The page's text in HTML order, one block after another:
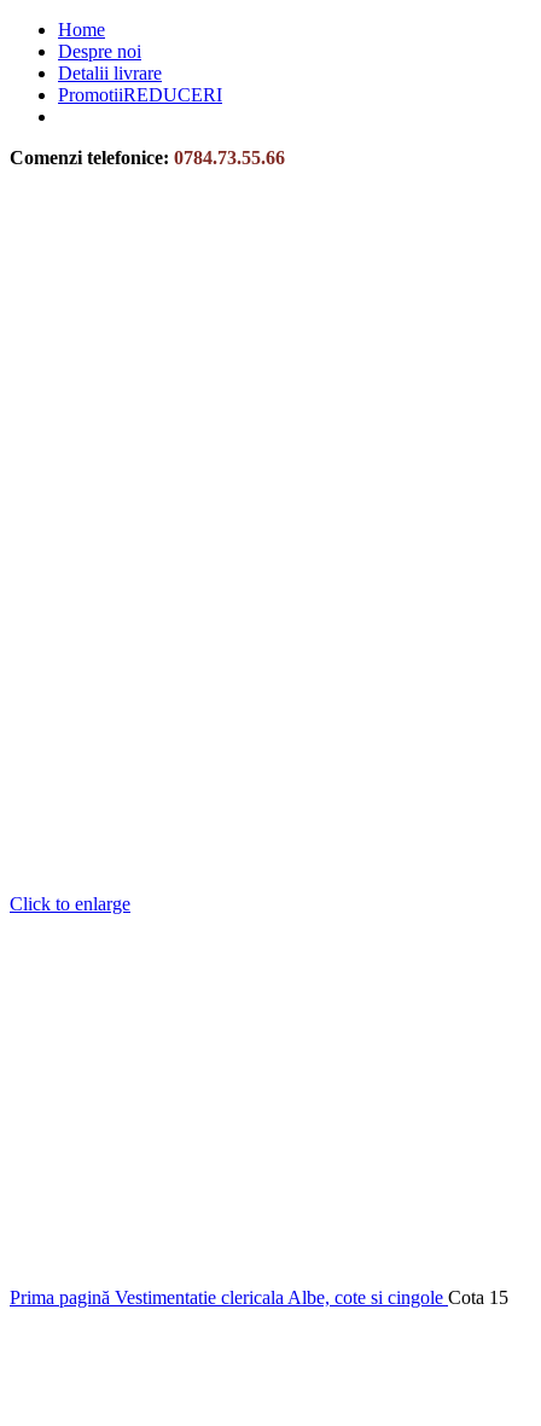
Home
Despre noi
Detalii livrare
PromotiiREDUCERI
Comenzi telefonice: 0784.73.55.66
Click to enlarge
Prima pagină Vestimentatie clericala Albe, cote si cingole Cota 15